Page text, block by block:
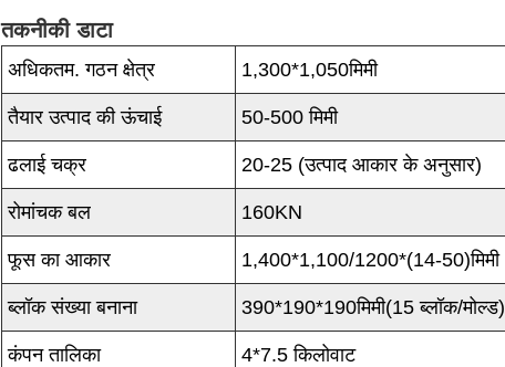
तकनीकी डाटा
अधिकतम. गठन क्षेत्र 1,300*1,050मिमी
तैयार उत्पाद की ऊंचाई 50-500 मिमी
ढलाई चक्र 20-25 (उत्पाद आकार के अनुसार)
रोमांचक बल 160KN
फूस का आकार 1,400*1,100/1200*(14-50)मिमी
ब्लॉक संख्या बनाना 390*190*190मिमी(15 ब्लॉक/मोल्ड)
कंपन तालिका 4*7.5 किलोवाट